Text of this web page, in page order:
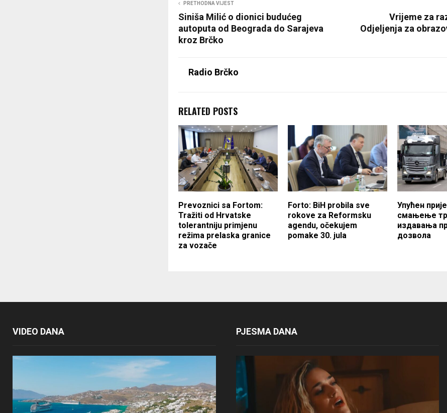
PRETHODNA VIJEST
Siniša Milić o dionici budućeg
autoputa od Beograda do Sarajeva
kroz Brčko
Vrijeme za
Odjeljenja za
Radio Brčko
RELATED POSTS
Prevoznici sa Fortom:
Tražiti od Hrvatske
tolerantniju primjenu
režima prelaska granice
za vozače
Forto: BiH probila sve
rokove za Reformsku
agendu, očekujem
pomake 30. jula
Упућен
смањење
издавања
дозвола
VIDEO DANA PJESMA DANA